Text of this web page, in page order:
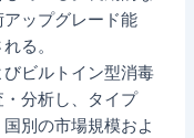
ップグレード能
る。
ビルトイン型消毒
分析し、タイプ
別の市場規模およ